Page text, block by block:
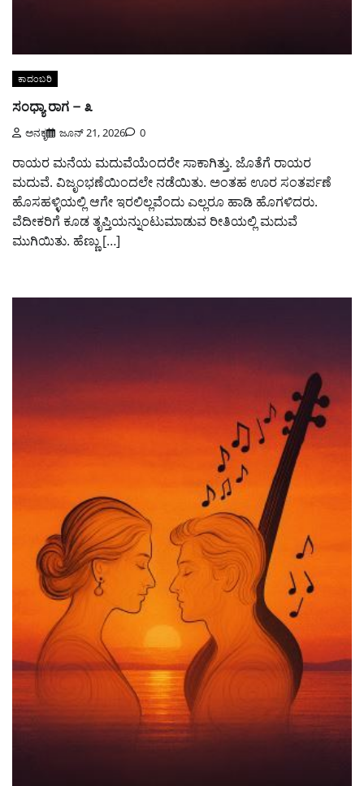
ಕಾದಂಬರಿ
ಸಂಧ್ಯಾ ರಾಗ – ೩
ಅನಕೃ ಜೂನ್ 21, 2026 0
ರಾಯರ ಮನೆಯ ಮದುವೆಯೆಂದರೇ ಸಾಕಾಗಿತ್ತು. ಜೊತೆಗೆ ರಾಯರ
ಮದುವೆ. ವಿಜೃಂಭಣೆಯಿಂದಲೇ ನಡೆಯಿತು. ಅಂತಹ ಊರ ಸಂತರ್ಪಣೆ
ಹೊಸಹಳ್ಳಿಯಲ್ಲಿ ಆಗೇ ಇರಲಿಲ್ಲವೆಂದು ಎಲ್ಲರೂ ಹಾಡಿ ಹೊಗಳಿದರು.
ವೆದೀಕರಿಗೆ ಕೂಡ ತೃಪ್ತಿಯನ್ನುಂಟುಮಾಡುವ ರೀತಿಯಲ್ಲಿ ಮದುವೆ
ಮುಗಿಯಿತು. ಹೆಣ್ಣು […]